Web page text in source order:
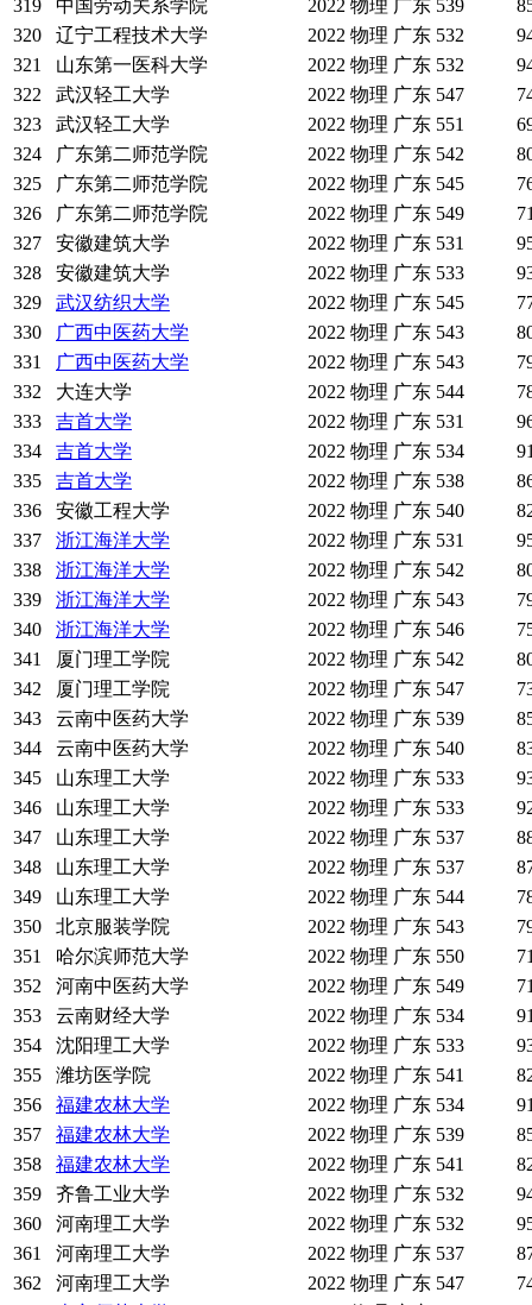
319
中国劳动关系学院 2022 物理 广东 539
320
辽宁工程技术大学 2022 物理 广东 532
321
山东第一医科大学 2022 物理 广东 532
322
武汉轻工大学 2022 物理 广东 547
323
武汉轻工大学 2022 物理 广东 551
324
广东第二师范学院 2022 物理 广东 542
325
广东第二师范学院 2022 物理 广东 545
326
广东第二师范学院 2022 物理 广东 549
327
安徽建筑大学 2022 物理 广东 531
328
安徽建筑大学 2022 物理 广东 533
329
武汉纺织大学 2022 物理 广东 545
330
广西中医药大学 2022 物理 广东 543
331
广西中医药大学 2022 物理 广东 543
332
大连大学 2022 物理 广东 544
333
吉首大学 2022 物理 广东 531
334
吉首大学 2022 物理 广东 534
335
吉首大学 2022 物理 广东 538
336
安徽工程大学 2022 物理 广东 540
337
浙江海洋大学 2022 物理 广东 531
338
浙江海洋大学 2022 物理 广东 542
339
浙江海洋大学 2022 物理 广东 543
340
浙江海洋大学 2022 物理 广东 546
341
厦门理工学院 2022 物理 广东 542
342
厦门理工学院 2022 物理 广东 547
343
云南中医药大学 2022 物理 广东 539
344
云南中医药大学 2022 物理 广东 540
345
山东理工大学 2022 物理 广东 533
346
山东理工大学 2022 物理 广东 533
347
山东理工大学 2022 物理 广东 537
348
山东理工大学 2022 物理 广东 537
349
山东理工大学 2022 物理 广东 544
350
北京服装学院 2022 物理 广东 543
351
哈尔滨师范大学 2022 物理 广东 550
352
河南中医药大学 2022 物理 广东 549
353
云南财经大学 2022 物理 广东 534
354
沈阳理工大学 2022 物理 广东 533
355
潍坊医学院 2022 物理 广东 541
356
福建农林大学 2022 物理 广东 534
357
福建农林大学 2022 物理 广东 539
358
福建农林大学 2022 物理 广东 541
359
齐鲁工业大学 2022 物理 广东 532
360
河南理工大学 2022 物理 广东 532
361
河南理工大学 2022 物理 广东 537
362
河南理工大学 2022 物理 广东 547